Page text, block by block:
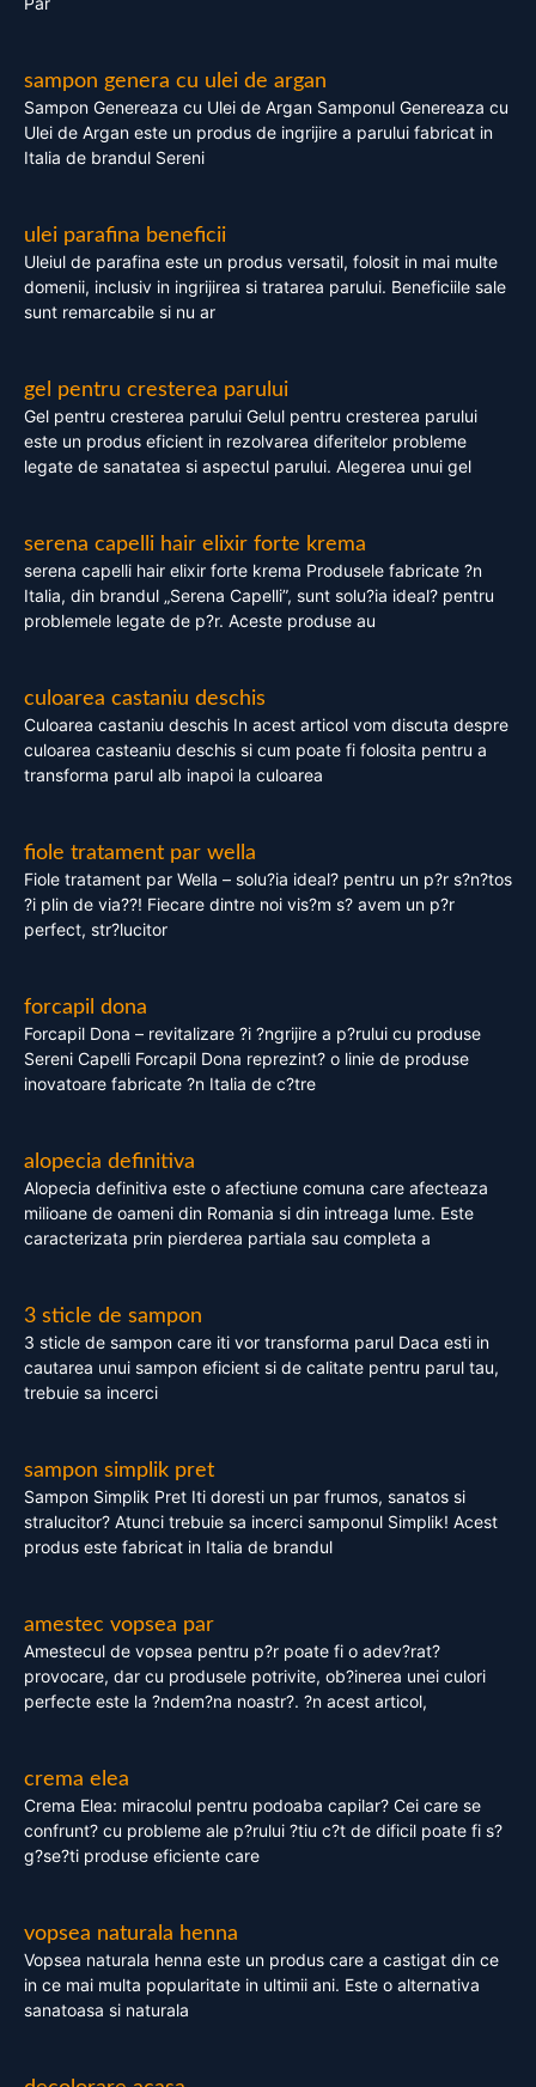
sampon genera cu ulei de argan
Sampon Genereaza cu Ulei de Argan Samponul Genereaza cu
Ulei de Argan este un produs de ingrijire a parului fabricat in
Italia de brandul Sereni
ulei parafina beneficii
Uleiul de parafina este un produs versatil, folosit in mai multe
domenii, inclusiv in ingrijirea si tratarea parului. Beneficiile sale
sunt remarcabile si nu ar
gel pentru cresterea parului
Gel pentru cresterea parului Gelul pentru cresterea parului
este un produs eficient in rezolvarea diferitelor probleme
legate de sanatatea si aspectul parului. Alegerea unui gel
serena capelli hair elixir forte krema
serena capelli hair elixir forte krema Produsele fabricate ?n
Italia, din brandul „Serena Capelli”, sunt solu?ia ideal? pentru
problemele legate de p?r. Aceste produse au
culoarea castaniu deschis
Culoarea castaniu deschis In acest articol vom discuta despre
culoarea casteaniu deschis si cum poate fi folosita pentru a
transforma parul alb inapoi la culoarea
fiole tratament par wella
Fiole tratament par Wella – solu?ia ideal? pentru un p?r s?n?tos
?i plin de via??! Fiecare dintre noi vis?m s? avem un p?r
perfect, str?lucitor
forcapil dona
Forcapil Dona – revitalizare ?i ?ngrijire a p?rului cu produse
Sereni Capelli Forcapil Dona reprezint? o linie de produse
inovatoare fabricate ?n Italia de c?tre
alopecia definitiva
Alopecia definitiva este o afectiune comuna care afecteaza
milioane de oameni din Romania si din intreaga lume. Este
caracterizata prin pierderea partiala sau completa a
3 sticle de sampon
3 sticle de sampon care iti vor transforma parul Daca esti in
cautarea unui sampon eficient si de calitate pentru parul tau,
trebuie sa incerci
sampon simplik pret
Sampon Simplik Pret Iti doresti un par frumos, sanatos si
stralucitor? Atunci trebuie sa incerci samponul Simplik! Acest
produs este fabricat in Italia de brandul
amestec vopsea par
Amestecul de vopsea pentru p?r poate fi o adev?rat?
provocare, dar cu produsele potrivite, ob?inerea unei culori
perfecte este la ?ndem?na noastr?. ?n acest articol,
crema elea
Crema Elea: miracolul pentru podoaba capilar? Cei care se
confrunt? cu probleme ale p?rului ?tiu c?t de dificil poate fi s?
g?se?ti produse eficiente care
vopsea naturala henna
Vopsea naturala henna este un produs care a castigat din ce
in ce mai multa popularitate in ultimii ani. Este o alternativa
sanatoasa si naturala